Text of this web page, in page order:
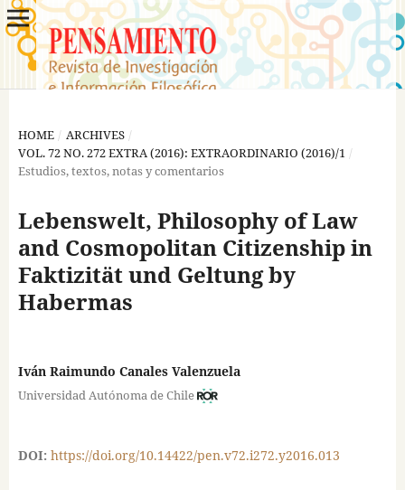
HOME / ARCHIVES /
VOL. 72 NO. 272 EXTRA (2016): EXTRAORDINARIO (2016)/1 /
Estudios, textos, notas y comentarios
Lebenswelt, Philosophy of Law
and Cosmopolitan Citizenship in
Faktizität und Geltung by
Habermas
Iván Raimundo Canales Valenzuela
Universidad Autónoma de Chile
DOI: https://doi.org/10.14422/pen.v72.i272.y2016.013